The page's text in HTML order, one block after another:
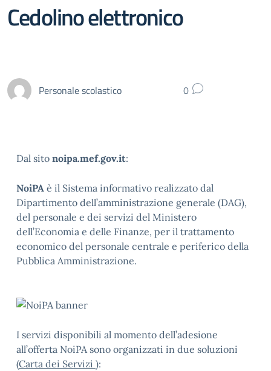
Cedolino elettronico
Personale scolastico 0
Dal sito noipa.mef.gov.it:
NoiPA è il Sistema informativo realizzato dal
Dipartimento dell’amministrazione generale (DAG),
del personale e dei servizi del Ministero
dell’Economia e delle Finanze, per il trattamento
economico del personale centrale e periferico della
Pubblica Amministrazione.
I servizi disponibili al momento dell’adesione
all’offerta NoiPA sono organizzati in due soluzioni
(Carta dei Servizi ):